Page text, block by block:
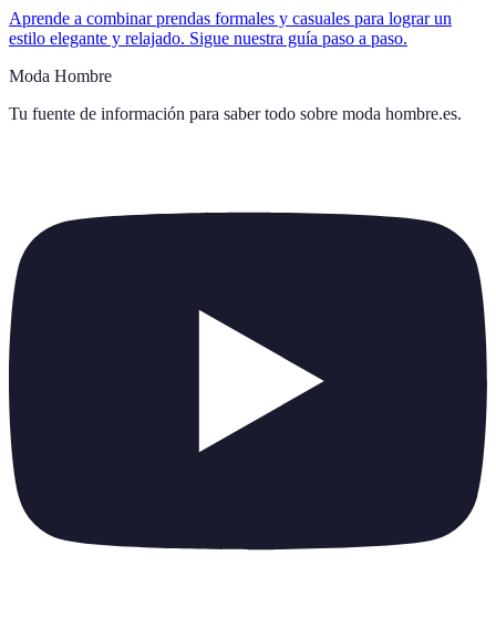
Aprende a combinar prendas formales y casuales para lograr un
estilo elegante y relajado. Sigue nuestra guía paso a paso.
Moda Hombre
Tu fuente de información para saber todo sobre moda hombre.es.